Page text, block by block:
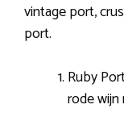
vintage port,
port.
Ruby
rode